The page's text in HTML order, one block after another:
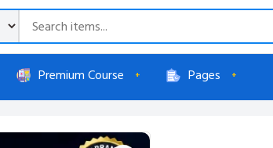
Premium Course Pages